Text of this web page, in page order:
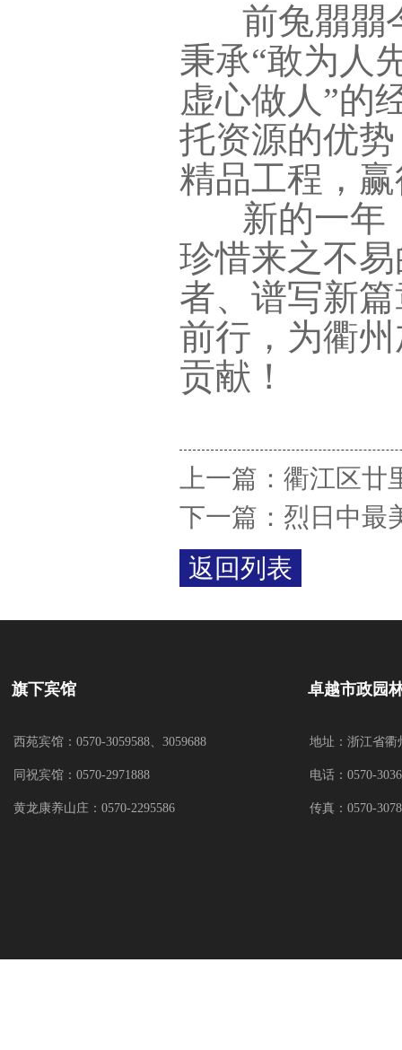
前兔朤朤今
秉承“敢为人
虚心做人”的
托资源的优
精品工程，
新的一年，
珍惜来之不
者、谱写新
前行，为衢
贡献！
上一篇： 衢江区廿
下一篇： 烈日中最
返回列表
旗下宾馆
西苑宾馆：0570-3059588、3059688
同祝宾馆：0570-2971888
黄龙康养山庄：0570-2295586
卓越市政园
地址：浙江省衢
电话：0570-
传真：0570-